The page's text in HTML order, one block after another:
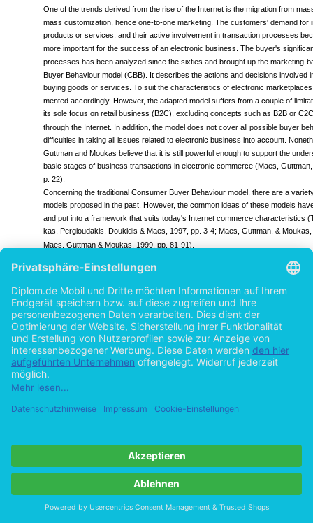
One of the trends derived from the rise of the Internet is the migration from
mass customization, hence one-to-one marketing. The customers' demand for
products or services, and their active involvement in transaction processes
more important for the success of an electronic business. The buyer's
processes has been analyzed since the sixties and brought up the marketing-
Buyer Behaviour model (CBB). It describes the actions and decisions involved
buying goods or services. To suit the characteristics of electronic
mented accordingly. However, the adapted model suffers from a couple of
its sole focus on retail business (B2C), excluding concepts such as B2B or
through the Internet. In addition, the model does not cover all possible buyer
difficulties in taking all issues related to electronic business into account.
Guttman and Moukas believe that it is still powerful enough to support the
basic stages of business transactions in electronic commerce (Maes,
p. 22).
Concerning the traditional Consumer Buyer Behaviour model, there are a
models proposed in the past. However, the common ideas of these models
and put into a framework that suits today's Internet commerce characteristics
kas, Pergioudakis, Doukidis & Maes, 1997, pp. 3-4; Maes, Guttman, & Moukas,
This framework consists of six stages and is described in the following
1. The first stage describes the need identification or problem recognition
consumer gets aware of an unmet need. The awareness of needs can be
seller through product information.
2. The second stage comprises the information brokering or search process,
is retrieved by the consumer to determine which product to buy. An
results from the evaluation.